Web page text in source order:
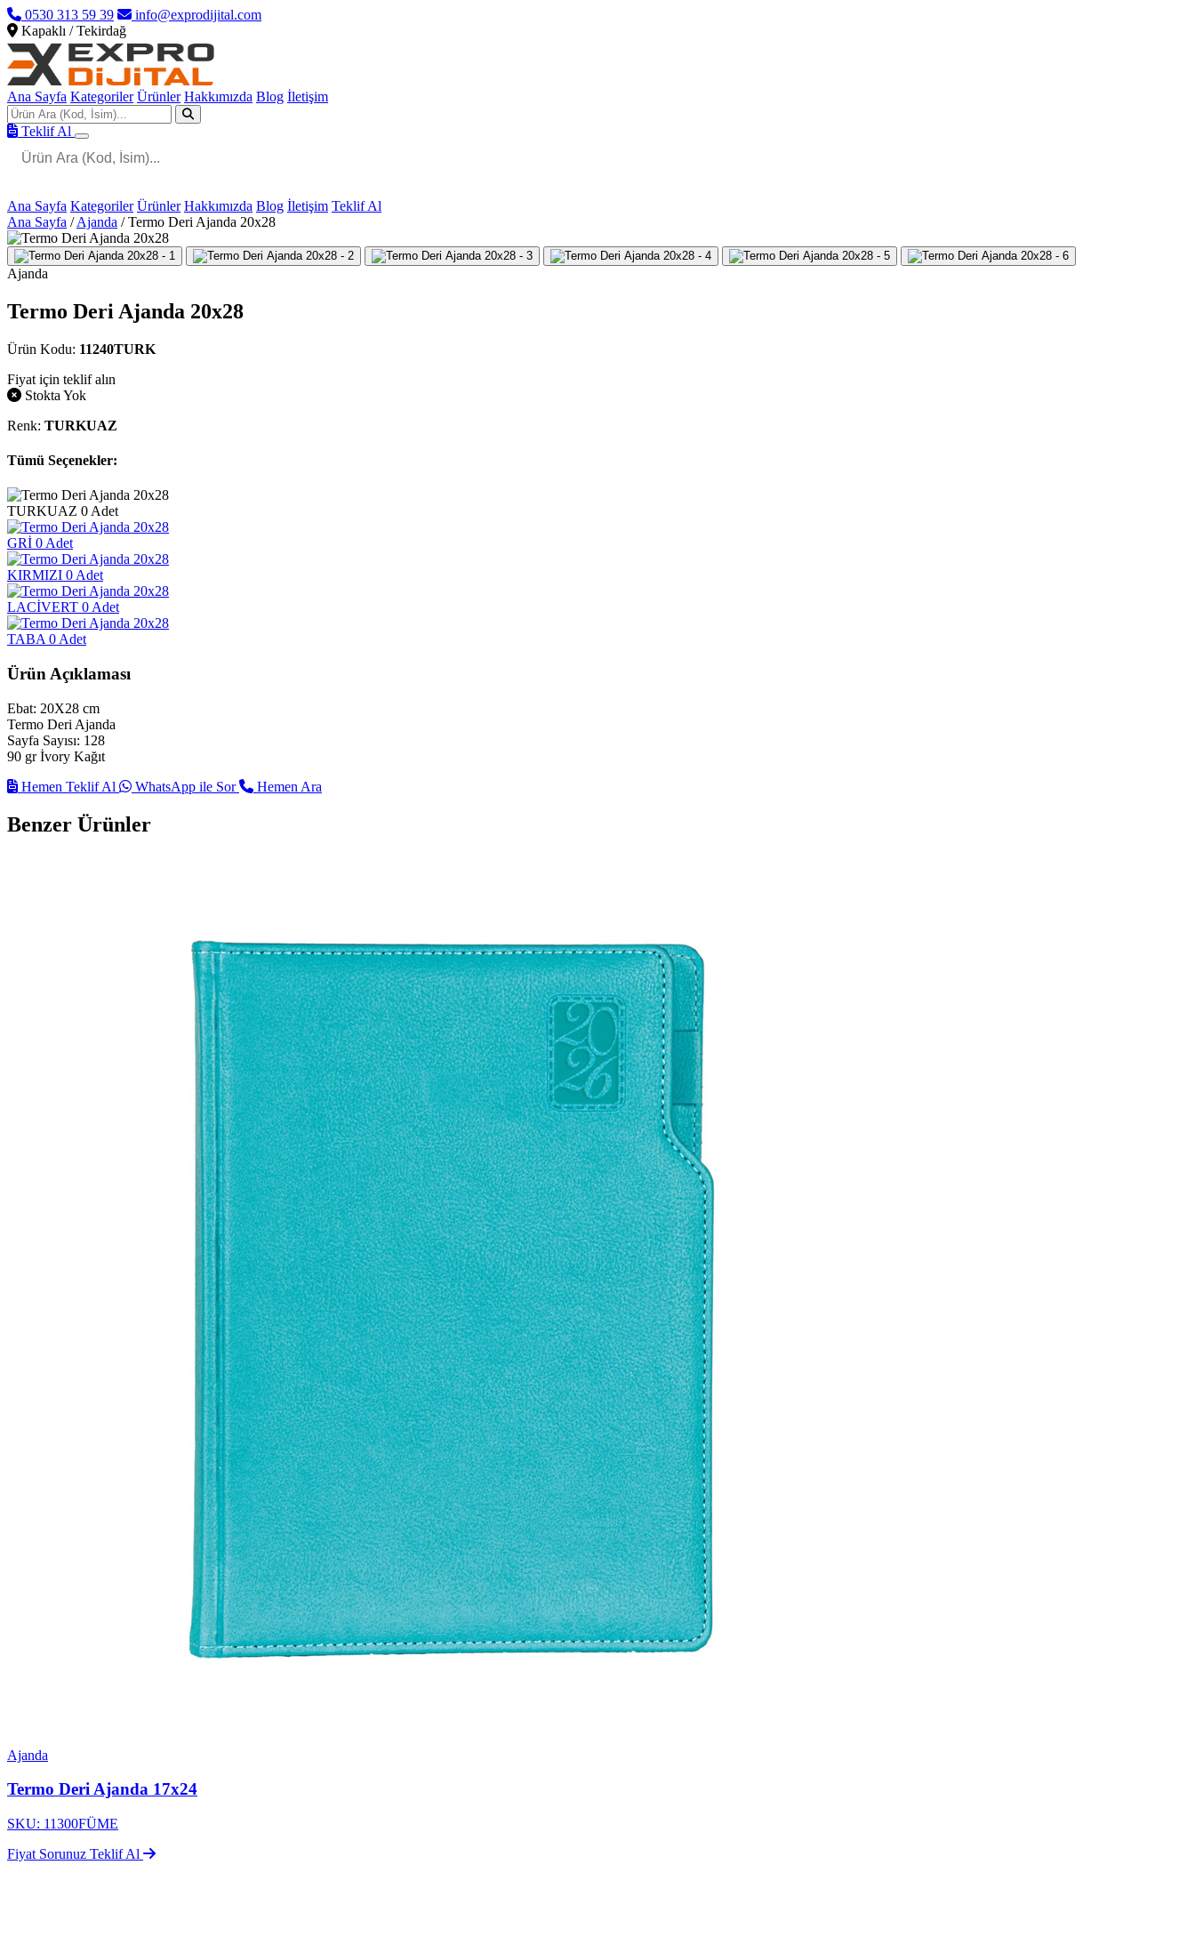
0530 313 59 39
info@exprodijital.com
Kapaklı / Tekirdağ
Ana Sayfa Kategoriler Ürünler Hakkımızda Blog İletişim
Teklif Al
Ana Sayfa Kategoriler Ürünler Hakkımızda Blog İletişim Teklif Al
Ana Sayfa / Ajanda / Termo Deri Ajanda 20x28
Ajanda
Termo Deri Ajanda 20x28
Ürün Kodu: 11240TURK
Fiyat için teklif alın
Stokta Yok
Renk: TURKUAZ
Tümü Seçenekler:
TURKUAZ 0 Adet
GRİ 0 Adet
KIRMIZI 0 Adet
LACİVERT 0 Adet
TABA 0 Adet
Ürün Açıklaması
Ebat: 20X28 cm
Termo Deri Ajanda
Sayfa Sayısı: 128
90 gr İvory Kağıt
Hemen Teklif Al
WhatsApp ile Sor Hemen Ara
Benzer Ürünler
Ajanda
Termo Deri Ajanda 17x24
SKU: 11300FÜME
Fiyat Sorunuz Teklif Al